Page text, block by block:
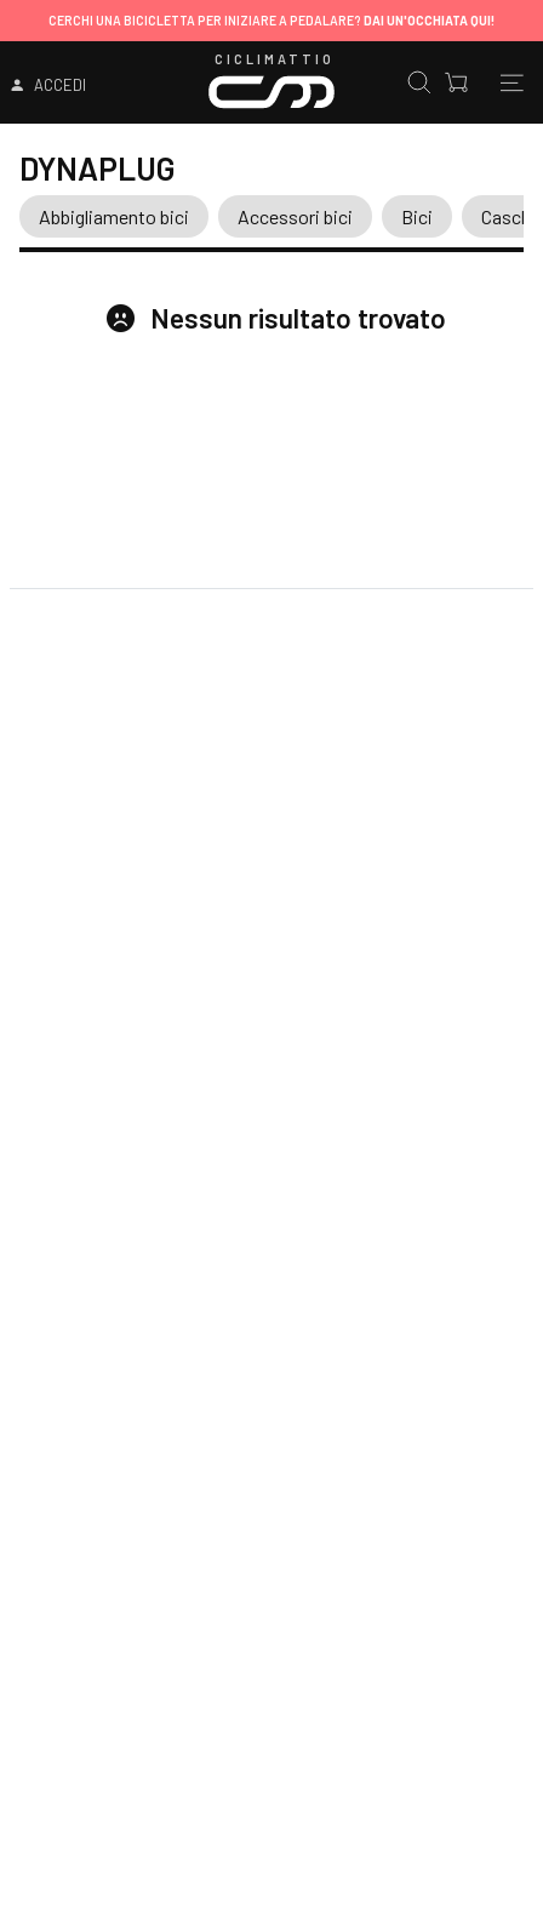
CERCHI UNA BICICLETTA PER INIZIARE A PEDALARE? DAI UN'OCCHIATA QUI!
ACCEDI
CICLIMATTIO
DYNAPLUG
Abbigliamento bici Accessori bici Bici Caschi
Nessun risultato trovato